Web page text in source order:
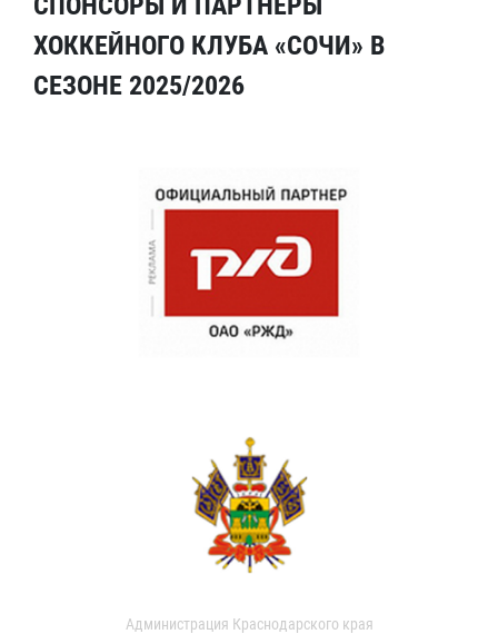
ХОККЕЙНОГО КЛУБА «СОЧИ» В
СЕЗОНЕ 2025/2026
Администрация Краснодарского края